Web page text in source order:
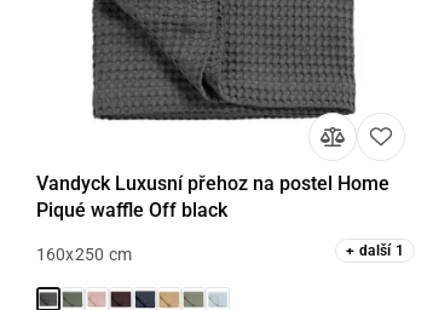
Detail
Vandyck Luxusní přehoz na postel Home
Piqué waffle Off black
160x250 cm + další 1